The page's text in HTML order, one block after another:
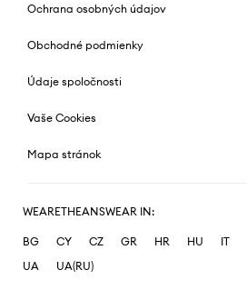
Ochrana osobných údajov
Obchodné podmienky
Údaje spoločnosti
Vaše Cookies
Mapa stránok
WEARETHEANSWEAR IN:
BG CY CZ GR HR HU IT
UA
UA(RU)